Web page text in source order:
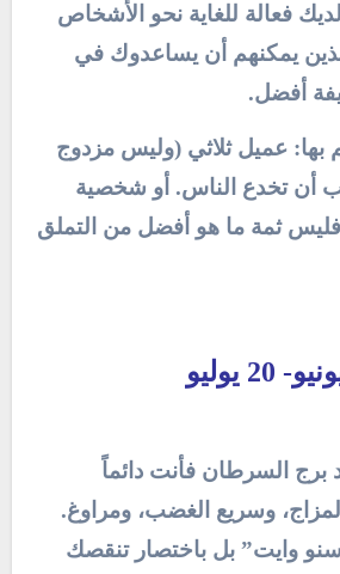
فعالة للغاية نحو الأشخاص
يمكنهم أن يساعدوك في
أفضل.
بها: عميل ثلاثي (وليس مزدوج
تخدع الناس. أو شخصية
فليس ثمة ما هو أفضل من التملق
برج السرطان فأنت دائماً
وسريع الغضب، ومراوغ.
وايت” بل باختصار تنقصك